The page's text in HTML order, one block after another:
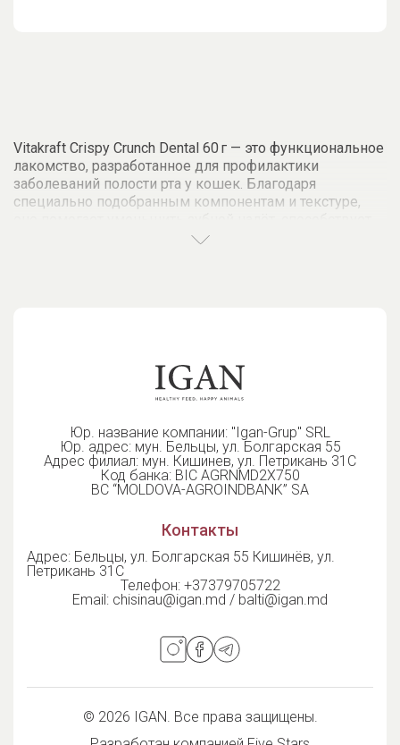
Vitakraft Crispy Crunch Dental 60 г — это функциональное
лакомство, разработанное для профилактики
заболеваний полости рта у кошек. Благодаря
специально подобранным компонентам и текстуре,
естественному очищению зубов и освежает дыхание.
Юр. название компании: "Igan-Grup" SRL
Юр. адрес: мун. Бельцы, ул. Болгарская 55
Адрес филиал: мун. Кишинев, ул. Петрикань 31С
Код банка: BIC AGRNMD2X750
BC “MOLDOVA-AGROINDBANK” SA
Контакты
Адрес: Бельцы, ул. Болгарская 55 Кишинёв, ул.
Петрикань 31С
Телефон: +37379705722
Email: chisinau@igan.md / balti@igan.md
© 2026 IGAN. Все права защищены.